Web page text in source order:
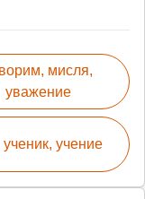
мисля,
уважение
ученик, учение